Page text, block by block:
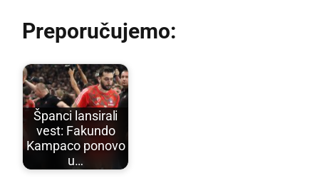
Preporučujemo:
Španci lansirali
vest: Fakundo
Kampaco ponovo
u…